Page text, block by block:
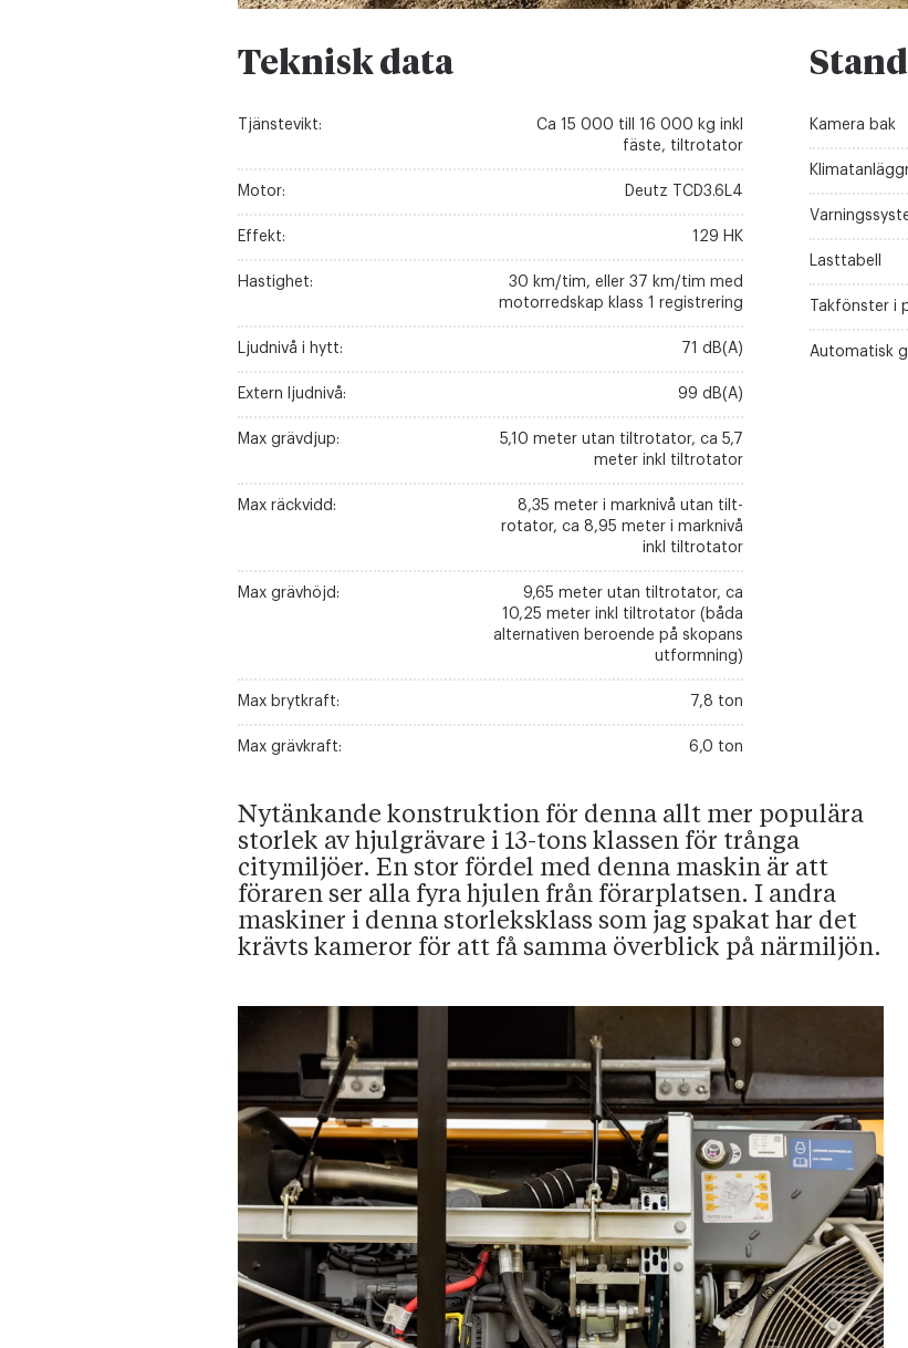
Teknisk data
Tjänstevikt:
Ca 15 000 till 16 000 kg inkl
fäste, tiltrotator
Motor: Deutz TCD3.6L4
Effekt: 129 HK
Hastighet:
30 km/tim, eller 37 km/tim med
motorredskap klass 1 registrering
Ljudnivå i hytt: 71 dB(A)
Extern ljudnivå: 99 dB(A)
Max grävdjup:
5,10 meter utan tiltrotator, ca 5,7
meter inkl tiltrotator
Max räckvidd:
8,35 meter i marknivå utan tilt­
rotator, ca 8,95 meter i marknivå
inkl tiltrotator
Max grävhöjd:
9,65 meter utan tiltrotator, ca
10,25 meter inkl tiltrotator (båda
alternativen beroende på skopans
utformning)
Max brytkraft: 7,8 ton
Max grävkraft: 6,0 ton
Kamera bak
Lasttabell
Takfönster i
Automatisk
Nytänkande konstruktion för denna allt mer populära
storlek av hjulgrävare i 13-tons klassen för trånga
citymiljöer. En stor fördel med denna maskin är att
föraren ser alla fyra hjulen från förarplatsen. I andra
maskiner i denna storleksklass som jag spakat har det
krävts kameror för att få samma överblick på närmiljön.